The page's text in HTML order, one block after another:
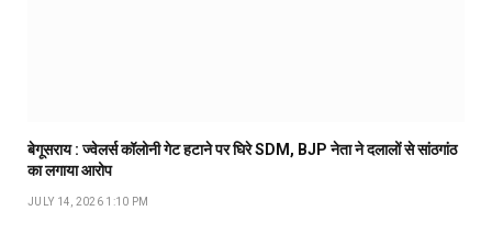
बेगूसराय : ज्वेलर्स कॉलोनी गेट हटाने पर घिरे SDM, BJP नेता ने दलालों से सांठगांठ
का लगाया आरोप
JULY 14, 2026 1:10 PM